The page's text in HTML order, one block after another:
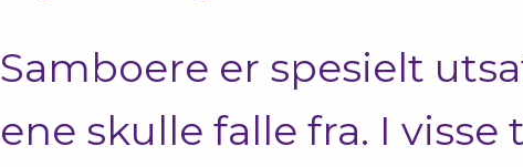
Samboere er spesielt
ene skulle falle fra. I